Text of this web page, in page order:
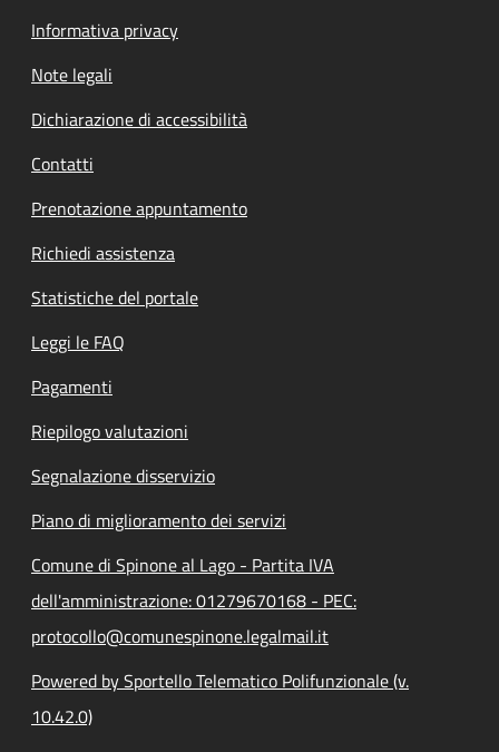
Informativa privacy
Note legali
Dichiarazione di accessibilità
Contatti
Prenotazione appuntamento
Richiedi assistenza
Statistiche del portale
Leggi le FAQ
Pagamenti
Riepilogo valutazioni
Segnalazione disservizio
Piano di miglioramento dei servizi
Comune di Spinone al Lago - Partita IVA
dell'amministrazione: 01279670168 - PEC:
protocollo@comunespinone.legalmail.it
Powered by Sportello Telematico Polifunzionale (v.
10.42.0)